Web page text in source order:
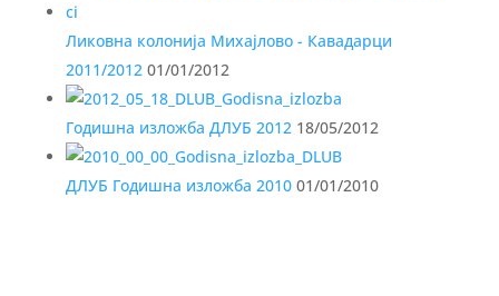
Ликовна колонија Михајлово - Кавадарци
2011/201201/01/2012
Годишна изложба ДЛУБ 201218/05/2012
ДЛУБ Годишна изложба 201001/01/2010